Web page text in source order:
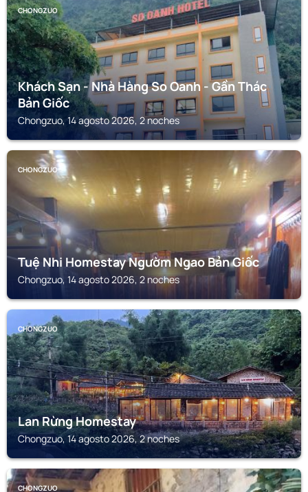
CHONGZUO
Khách Sạn - Nhà Hàng So Oanh - Gần Thác
Bản Giốc
Chongzuo, 14 agosto 2026, 2 noches
CHONGZUO
Tuệ Nhi Homestay Ngườm Ngao Bản Giốc
Chongzuo, 14 agosto 2026, 2 noches
CHONGZUO
Lan Rừng Homestay
Chongzuo, 14 agosto 2026, 2 noches
CHONGZUO